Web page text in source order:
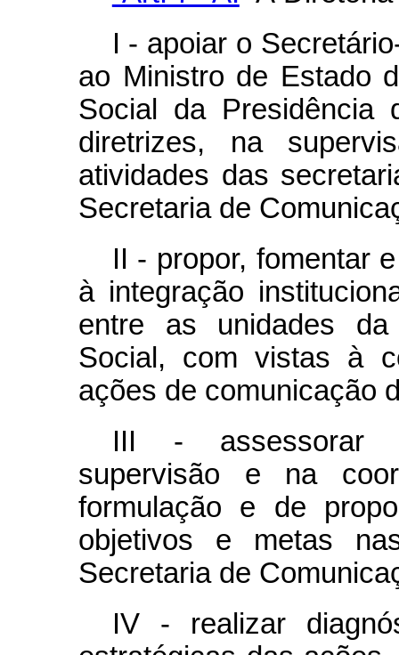
I - apoiar o
ao Ministro de Estado
Social da Presidência
diretrizes, na
atividades das
Secretaria de
II - propor, fomentar
à integração
entre as unidades da
Social, com vistas à
ações de comunicação
III - assessorar
supervisão e na
formulação e de
objetivos e metas
Secretaria de
IV - realizar